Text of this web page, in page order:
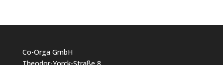
Co-Orga GmbH